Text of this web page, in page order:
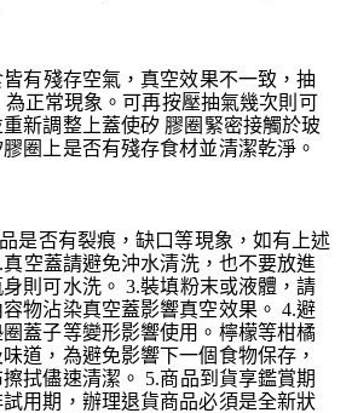
有殘存空氣，真空效果不一致，抽
正常現象。可再按壓抽氣幾次則可
新調整上蓋使矽 膠圈緊密接觸於玻
圈上是否有殘存食材並清潔乾淨。
是否有裂痕，缺口等現象，如有上述
空蓋請避免沖水清洗，也不要放進
則可水洗。 3.裝填粉末或液體，請
物沾染真空蓋影響真空效果。 4.避
蓋子等變形影響使用。檸檬等柑橘
道，為避免影響下一個食物保存，
拭儘速清潔。 5.商品到貨享鑑賞期
用期，辦理退貨商品必須是全新狀